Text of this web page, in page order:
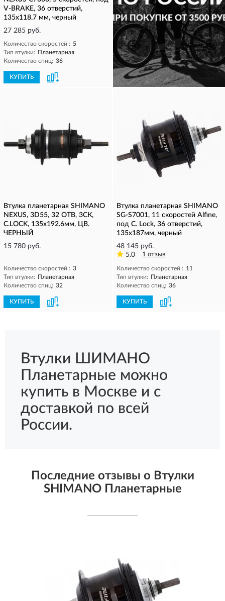
V-BRAKE, 36 отверстий,
135x118.7 мм, черный
27 285 руб.
Количество скоростей : 5
Тип втулки: Планетарная
Количество спиц: 36
КУПИТЬ КУПИТЬ
Втулка планетарная SHIMANO
NEXUS, 3D55, 32 ОТВ, 3СК,
C.LOCK, 135x192.6мм, ЦВ.
ЧЕРНЫЙ
15 780 руб.
Количество скоростей : 3
Тип втулки: Планетарная
Количество спиц: 32
КУПИТЬ
Втулка планетарная SHIMANO
SG-S7001, 11 скоростей Alfine,
под C. Lock, 36 отверстий,
135x187мм, черный
48 145 руб.
5.0
1 отзыв
Количество скоростей : 11
Тип втулки: Планетарная
Количество спиц: 36
КУПИТЬ
Втулки ШИМАНО
Планетарные можно
купить в Москве и с
доставкой по всей
России.
Последние отзывы о Втулки
SHIMANO Планетарные